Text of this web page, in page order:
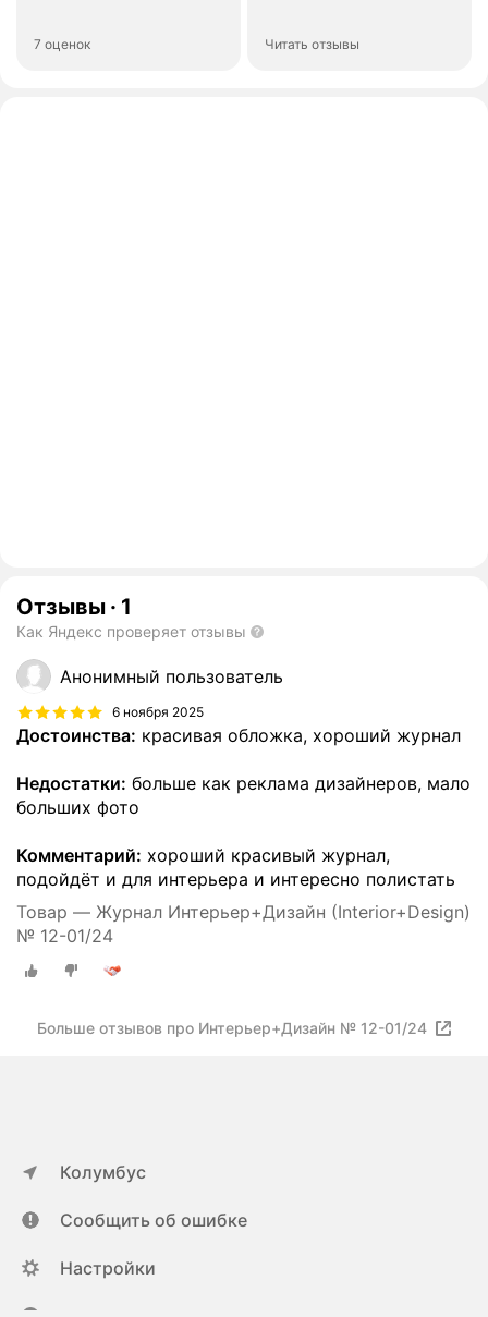
7 оценок Читать отзывы
Отзывы · 1
Как Яндекс проверяет отзывы
Анонимный пользователь
6 ноября 2025
Достоинства: красивая обложка, хороший журнал
Недостатки: больше как реклама дизайнеров, мало
больших фото
Комментарий: хороший красивый журнал,
подойдёт и для интерьера и интересно полистать
Товар — Журнал Интерьер+Дизайн (Interior+Design)
№ 12-01/24
Больше отзывов про Интерьер+Дизайн № 12-01/24
Колумбус
Сообщить об ошибке
Настройки